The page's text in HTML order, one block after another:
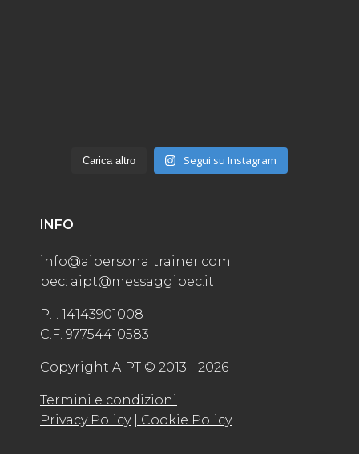
Carica altro Segui su Instagram
INFO
info@aipersonaltrainer.com
pec: aipt@messaggipec.it
P.I. 14143901008
C.F. 97754410583
Copyright AIPT © 2013 - 2026
Termini e condizioni
Privacy Policy
| Cookie Policy